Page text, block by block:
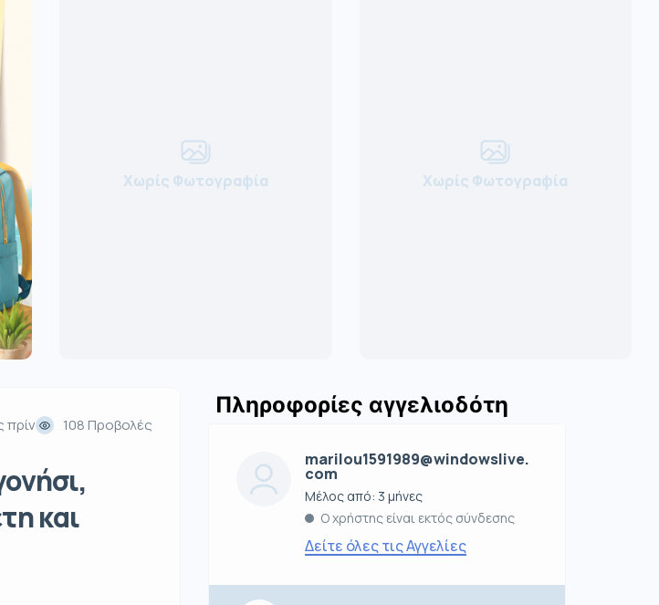
Χωρίς Φωτογραφία Χωρίς Φωτογραφία
πρίν 108 Προβολές
και
Πληροφορίες αγγελιοδότη
marilou1591989@windowslive.
com
Μέλος από: 3 μήνες
Ο χρήστης είναι εκτός σύνδεσης
Δείτε όλες τις Αγγελίες